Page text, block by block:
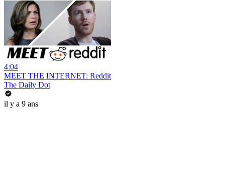
4:04
MEET THE INTERNET: Reddit
The Daily Dot
il y a 9 ans